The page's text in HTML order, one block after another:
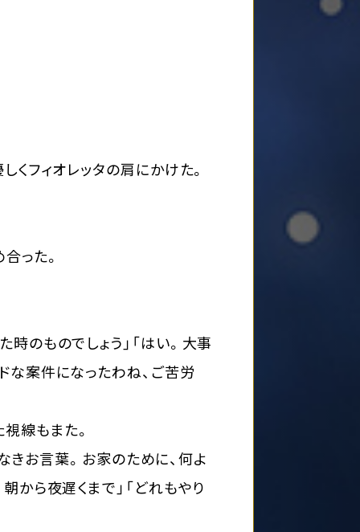
フィオレッタの肩にかけた。
った。
のものでしょう」「はい。大事
な案件になったわね、ご苦労
線もまた。
お言葉。お家のために、何よ
から夜遅くまで」「どれもやり